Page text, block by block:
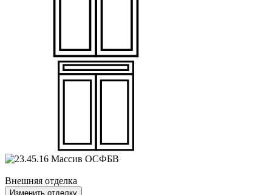
Внешняя отделка
Изменить отделку